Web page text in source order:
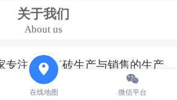
关于我们
About us
专注于加气砖生产与销售的生产
供应磷石膏砌块、石膏抹灰、抗
在线地图 微信平台